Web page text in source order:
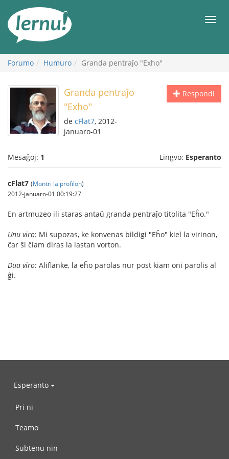
enhavo
Forumo Humuro Granda pentraĵo "Exho"
Respondi
Granda pentraĵo
"Exho"
de cFlat7, 2012-
januaro-01
Mesaĝoj: 1 Lingvo: Esperanto
cFlat7 (Montri la profilon)
2012-januaro-01 00:19:27
En artmuzeo ili staras antaŭ granda pentraĵo titolita "Eĥo."
Unu viro: Mi supozas, ke konvenas bildigi "Eĥo" kiel la virinon,
ĉar ŝi ĉiam diras la lastan vorton.
Dua viro: Aliflanke, la eĥo parolas nur post kiam oni parolis al
ĝi.
Esperanto
Pri ni
Teamo
Subtenu nin